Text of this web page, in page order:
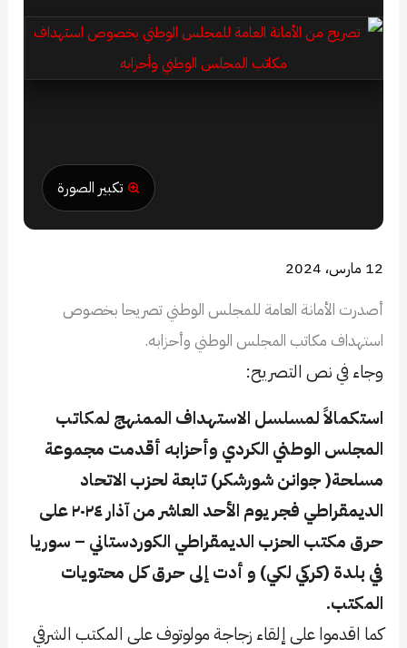
تكبير الصورة
12 مارس، 2024
أصدرت الأمانة العامة للمجلس الوطني تصريحا بخصوص
استهداف مكاتب المجلس الوطني وأحزابه.
وجاء في نص التصريح:
استكمالاً لمسلسل الاستهداف الممنهج لمكاتب
المجلس الوطني الكردي وأحزابه أقدمت مجموعة
مسلحة( جوانن شورشكر) تابعة لحزب الاتحاد
الديمقراطي فجر يوم الأحد العاشر من آذار ٢٠٢٤ على
حرق مكتب الحزب الديمقراطي الكوردستاني – سوريا
في بلدة (كركي لكي) و أدت إلى حرق كل محتويات
المكتب.
كما اقدموا على إلقاء زجاجة مولوتوف على المكتب الشرقي